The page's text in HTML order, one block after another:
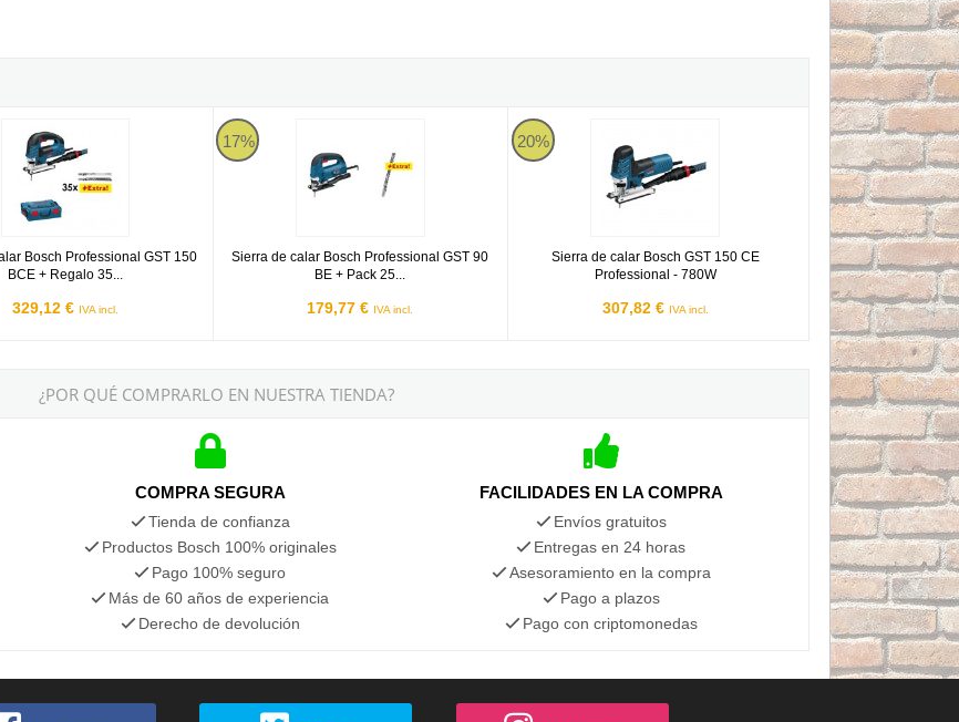
Bosch Professional GST 150
BCE + Regalo 35...
329,12 € IVA incl.
Bosch Professional GST 150 BCE + Regalo 35 hojas de sierra
17%
Sierra de calar Bosch Professional GST 90
BE + Pack 25...
179,77 € IVA incl.
Sierra de calar Bosch Professional GST 90 BE + Pack 25 hojas de sierra
20%
Sierra de calar Bosch GST 150 CE
Professional - 780W
307,82 € IVA incl.
Sierra de calar Bosch GST 150 CE Professional - 780W
¿POR QUÉ COMPRARLO EN NUESTRA TIENDA?
COMPRA SEGURA
Tienda de confianza
Productos Bosch 100% originales
Pago 100% seguro
Más de 60 años de experiencia
Derecho de devolución
FACILIDADES EN LA COMPRA
Envíos gratuitos
Entregas en 24 horas
Asesoramiento en la compra
Pago a plazos
Pago con criptomonedas